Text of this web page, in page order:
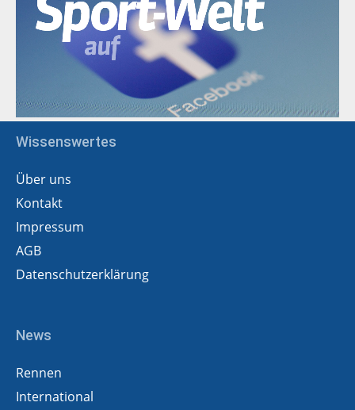
Wissenswertes
Über uns
Kontakt
Impressum
AGB
Datenschutzerklärung
News
Rennen
International